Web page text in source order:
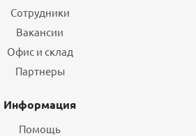
Сотрудники
Вакансии
Офис и склад
Партнеры
Информация
Помощь